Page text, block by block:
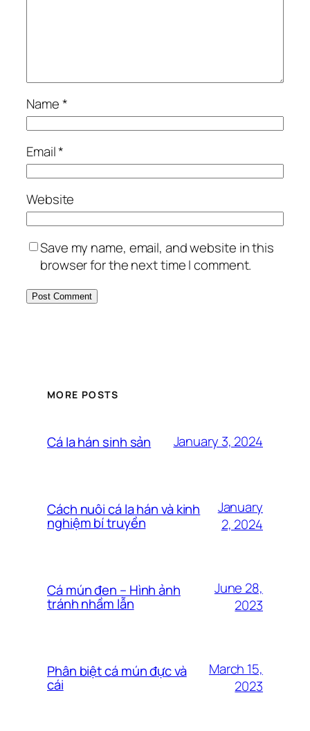
Name*
Email*
Website
Save my name, email, and website in this
browser for the next time I comment.
MORE POSTS
Cá la hán sinh sản January 3, 2024
Cách nuôi cá la hán và kinh
nghiệm bí truyền
January
2, 2024
Cá mún đen – Hình ảnh
tránh nhầm lẫn
June 28,
2023
Phân biệt cá mún đực và
cái
March 15,
2023